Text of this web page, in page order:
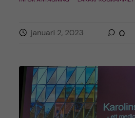
januari 2, 2023 0